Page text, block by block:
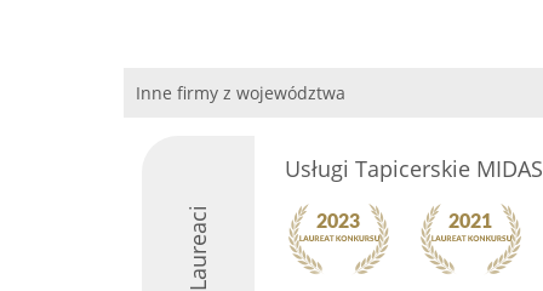
Inne firmy z województwa
Laureaci
Usługi Tapicerskie MIDAS